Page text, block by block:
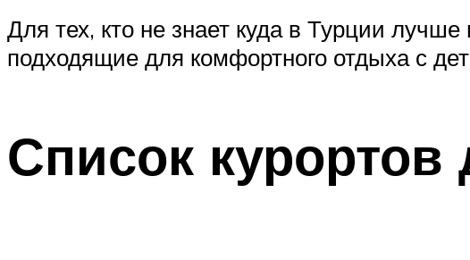
Для тех, кто не знает куда в Турции
подходящие для комфортного отдыха с
Список